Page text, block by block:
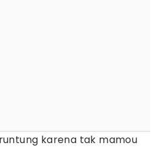
karena tak mamou